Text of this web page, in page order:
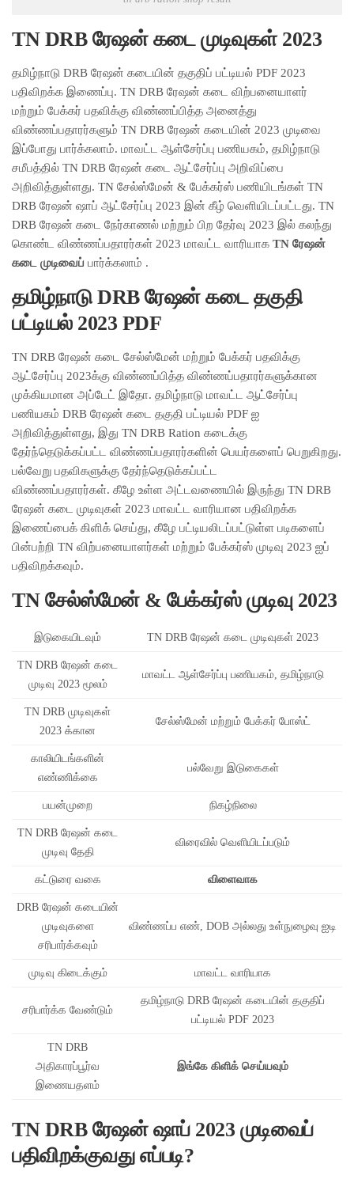
TN DRB ரேஷன் கடை முடிவுகள் 2023
தமிழ்நாடு DRB ரேஷன் கடையின் தகுதிப் பட்டியல் PDF 2023
பதிவிறக்க இணைப்பு. TN DRB ரேஷன் கடை விற்பனையாளர்
மற்றும் பேக்கர் பதவிக்கு விண்ணப்பித்த அனைத்து
விண்ணப்பதாரர்களும் TN DRB ரேஷன் கடையின் 2023 முடிவை
இப்போது பார்க்கலாம். மாவட்ட ஆள்சேர்ப்பு பணியகம், தமிழ்நாடு
சமீபத்தில் TN DRB ரேஷன் கடை ஆட்சேர்ப்பு அறிவிப்பை
அறிவித்துள்ளது. TN சேல்ஸ்மேன் & பேக்கர்ஸ் பணியிடங்கள் TN
DRB ரேஷன் ஷாப் ஆட்சேர்ப்பு 2023 இன் கீழ் வெளியிடப்பட்டது. TN
DRB ரேஷன் கடை நேர்காணல் மற்றும் பிற தேர்வு 2023 இல் கலந்து
கொண்ட விண்ணப்பதாரர்கள் 2023 மாவட்ட வாரியாக TN ரேஷன்
கடை முடிவைப் பார்க்கலாம் .
தமிழ்நாடு DRB ரேஷன் கடை தகுதி
பட்டியல் 2023 PDF
TN DRB ரேஷன் கடை சேல்ஸ்மேன் மற்றும் பேக்கர் பதவிக்கு
ஆட்சேர்ப்பு 2023க்கு விண்ணப்பித்த விண்ணப்பதாரர்களுக்கான
முக்கியமான அப்டேட் இதோ. தமிழ்நாடு மாவட்ட ஆட்சேர்ப்பு
பணியகம் DRB ரேஷன் கடை தகுதி பட்டியல் PDF ஐ
அறிவித்துள்ளது, இது TN DRB Ration கடைக்கு
தேர்ந்தெடுக்கப்பட்ட விண்ணப்பதாரர்களின் பெயர்களைப் பெறுகிறது.
பல்வேறு பதவிகளுக்கு தேர்ந்தெடுக்கப்பட்ட
விண்ணப்பதாரர்கள். கீழே உள்ள அட்டவணையில் இருந்து TN DRB
ரேஷன் கடை முடிவுகள் 2023 மாவட்ட வாரியான பதிவிறக்க
இணைப்பைக் கிளிக் செய்து, கீழே பட்டியலிடப்பட்டுள்ள படிகளைப்
பின்பற்றி TN விற்பனையாளர்கள் மற்றும் பேக்கர்ஸ் முடிவு 2023 ஐப்
பதிவிறக்கவும்.
TN சேல்ஸ்மேன் & பேக்கர்ஸ் முடிவு 2023
இடுகையிடவும் TN DRB ரேஷன் கடை முடிவுகள் 2023
TN DRB ரேஷன் கடை
முடிவு 2023 மூலம்
மாவட்ட ஆள்சேர்ப்பு பணியகம், தமிழ்நாடு
TN DRB முடிவுகள்
2023 க்கான
சேல்ஸ்மேன் மற்றும் பேக்கர் போஸ்ட்
காலியிடங்களின்
எண்ணிக்கை
பல்வேறு இடுகைகள்
பயன்முறை நிகழ்நிலை
TN DRB ரேஷன் கடை
முடிவு தேதி
விரைவில் வெளியிடப்படும்
கட்டுரை வகை விளைவாக
DRB ரேஷன் கடையின்
முடிவுகளை
சரிபார்க்கவும்
விண்ணப்ப எண், DOB அல்லது உள்நுழைவு ஐடி
முடிவு கிடைக்கும் மாவட்ட வாரியாக
சரிபார்க்க வேண்டும்
தமிழ்நாடு DRB ரேஷன் கடையின் தகுதிப்
பட்டியல் PDF 2023
TN DRB
அதிகாரப்பூர்வ
இணையதளம்
இங்கே கிளிக் செய்யவும்
TN DRB ரேஷன் ஷாப் 2023 முடிவைப்
பதிவிறக்குவது எப்படி?